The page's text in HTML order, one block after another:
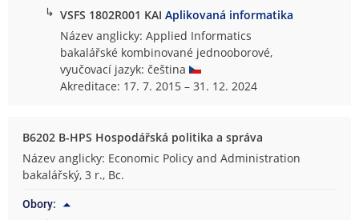
↳ VSFS 1802R001 KAIAplikovaná informatika
Název anglicky: Applied Informatics
bakalářské kombinované jednooborové,
vyučovací jazyk: čeština
Akreditace: 17. 7. 2015 – 31. 12. 2024
B6202 B-HPS Hospodářská politika a správa
Název anglicky: Economic Policy and Administration
bakalářský, 3 r., Bc.
Obory: